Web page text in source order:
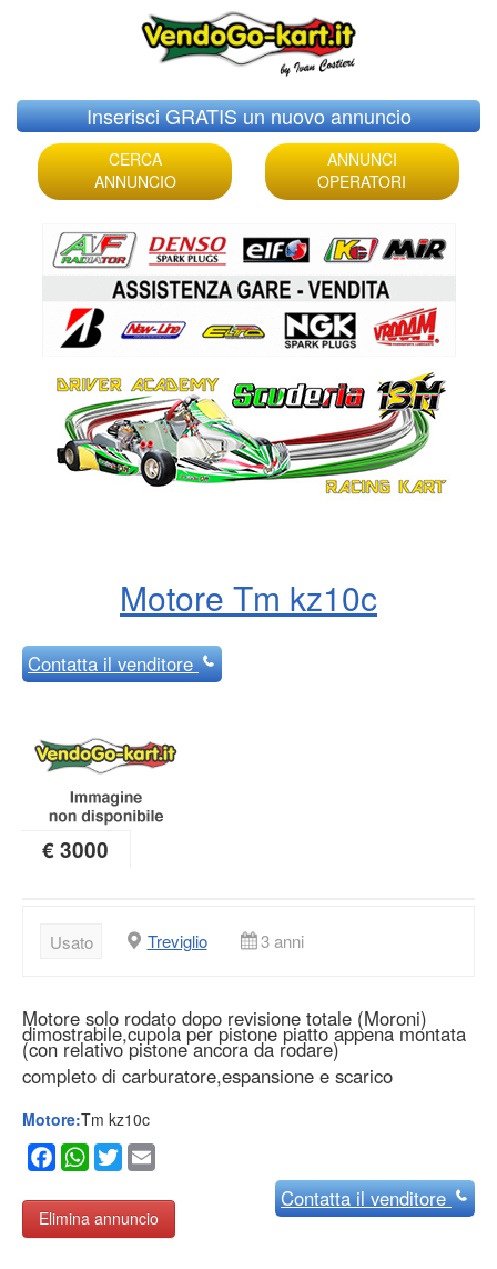
Skip
to
content
Inserisci GRATIS un nuovo annuncio
CERCA
ANNUNCIO
ANNUNCI
OPERATORI
Motore Tm kz10c
Contattail venditore
€ 3000
Usato Treviglio 3 anni
Motore solo rodato dopo revisione totale (Moroni)
dimostrabile,cupola per pistone piatto appena montata
(con relativo pistone ancora da rodare)
completo di carburatore,espansione e scarico
Motore:Tm kz10c
Facebook
WhatsApp
Twitter
Elimina annuncio
Contattail venditore